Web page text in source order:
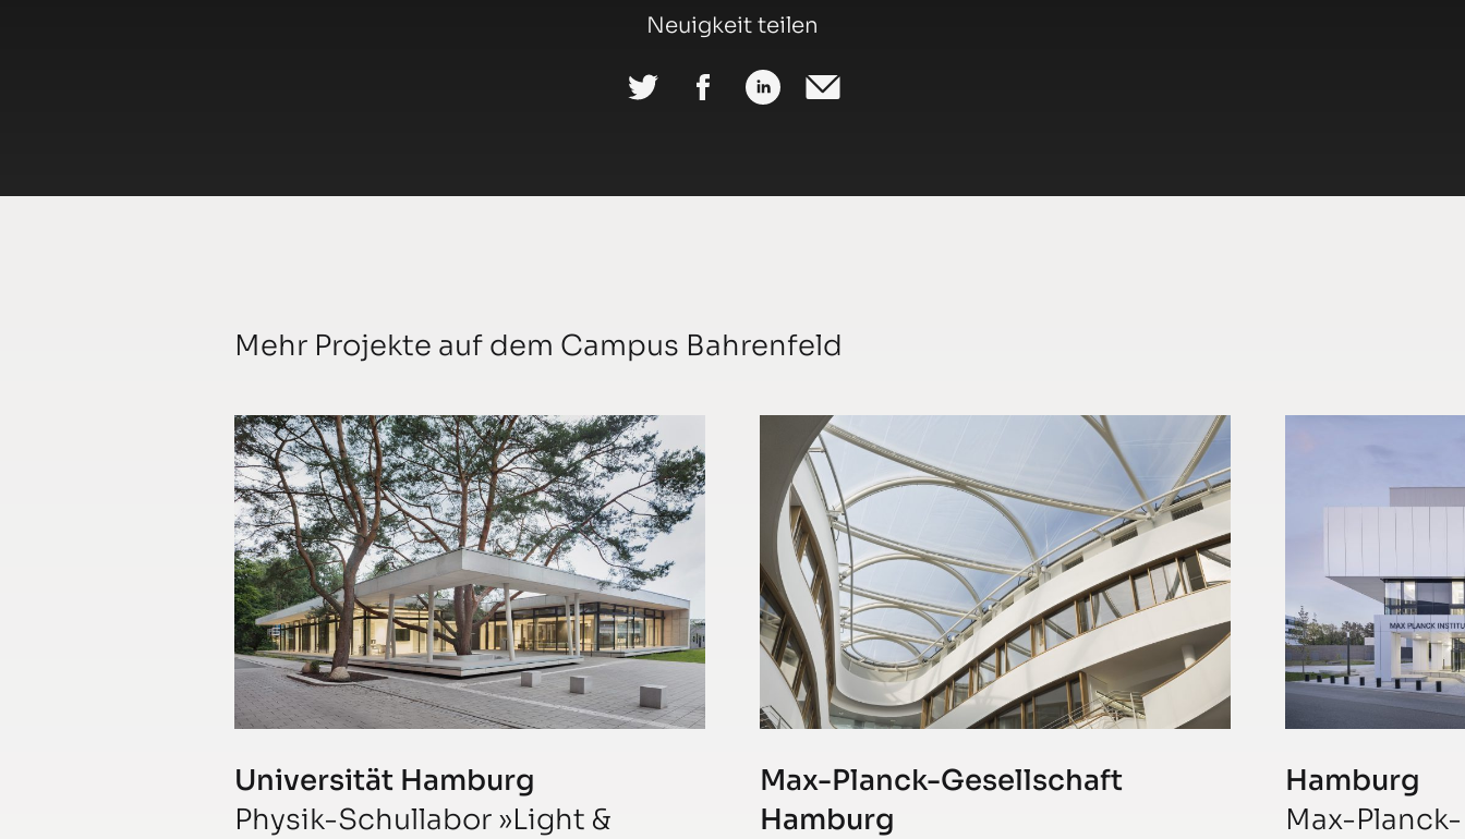
Neuigkeit teilen
Mehr Projekte auf dem Campus Bahrenfeld
Universität Hamburg
Physik-Schullabor »Light &
Max-Planck-Gesellschaft
Hamburg
Hamburg
Max-